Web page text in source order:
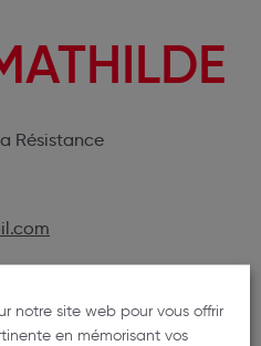
Résistance
notre site web pour vous offrir
en mémorisant vos